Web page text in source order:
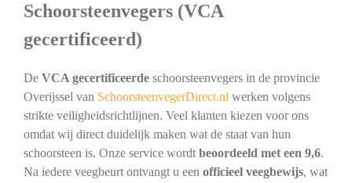
Schoorsteenvegers (VCA
gecertificeerd)
De VCA gecertificeerdeschoorsteenvegers in de provincie
Overijssel van SchoorsteenvegerDirect.nl werken volgens
strikte veiligheidsrichtlijnen. Veel klanten kiezen voor ons
omdat wij direct duidelijk maken wat de staat van hun
schoorsteen is. Onze service wordt beoordeeld met een 9,6.
Na iedere veegbeurt ontvangt u een officieel veegbewijs, wat